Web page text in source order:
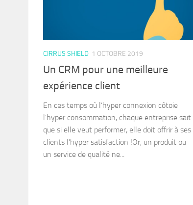
CIRRUS SHIELD 1 OCTOBRE 2019
Un CRM pour une meilleure
expérience client
En ces temps où l’hyper connexion côtoie
l’hyper consommation, chaque entreprise sait
que si elle veut performer, elle doit offrir à ses
clients l’hyper satisfaction !Or, un produit ou
un service de qualité ne...